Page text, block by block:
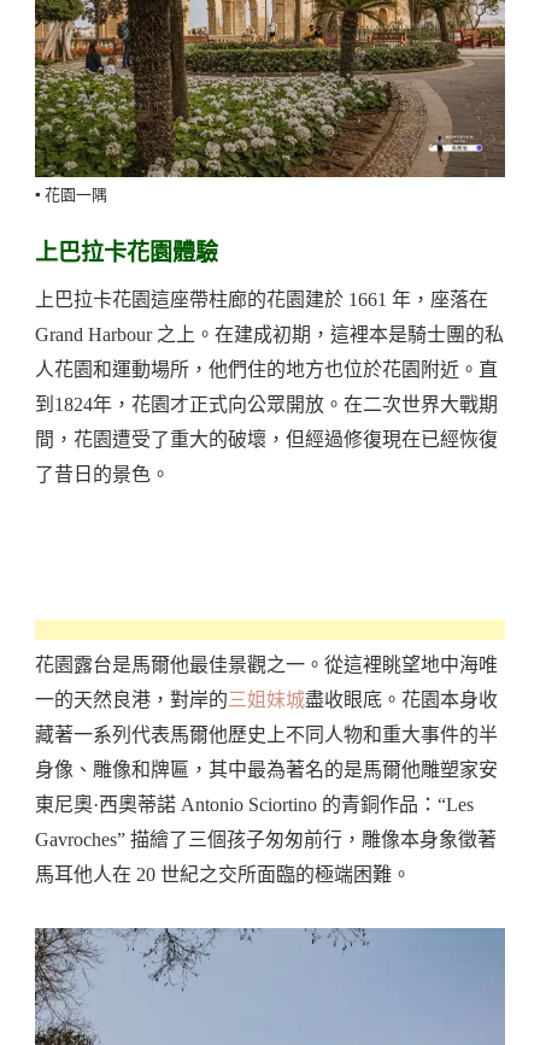
▪️ 花園一隅
上巴拉卡花園體驗
上巴拉卡花園這座帶柱廊的花園建於 1661 年，座落在
Grand Harbour 之上。在建成初期，這裡本是騎士團的私
人花園和運動場所，他們住的地方也位於花園附近。直
到1824年，花園才正式向公眾開放。在二次世界大戰期
間，花園遭受了重大的破壞，但經過修復現在已經恢復
了昔日的景色。
花園露台是馬爾他最佳景觀之一。從這裡眺望地中海唯
一的天然良港，對岸的三姐妹城盡收眼底。花園本身收
藏著一系列代表馬爾他歷史上不同人物和重大事件的半
身像、雕像和牌匾，其中最為著名的是馬爾他雕塑家安
東尼奧·西奧蒂諾 Antonio Sciortino 的青銅作品：“Les
Gavroches” 描繪了三個孩子匆匆前行，雕像本身象徵著
馬耳他人在 20 世紀之交所面臨的極端困難。